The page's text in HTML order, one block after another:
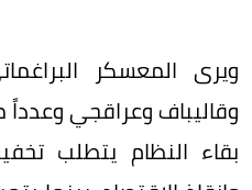
ويرى المعسكر
وقاليباف وعراقجي وعدداً
بقاء النظام يتطلب